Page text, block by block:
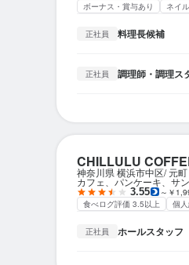
ボーナス・賞与あり ネイ
正社員 料理長候補
正社員 調理師・調理ス
CHILLULU
神奈川県 横浜市中区 元
カフェ、パンケーキ、サ
3.55 ～￥
食べログ評価 3.5以上
個
正社員 ホールスタッフ